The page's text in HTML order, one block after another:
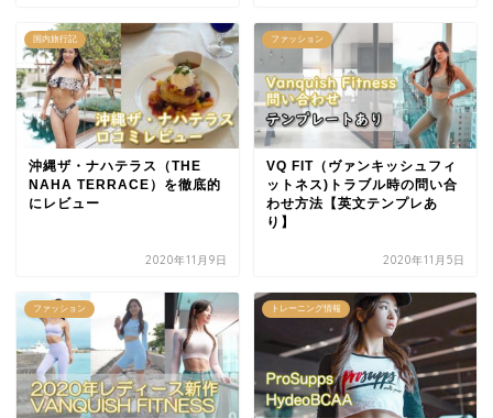
国内旅行記
沖縄ザ・ナハテラス（THE
NAHA TERRACE）を徹底的
にレビュー
2020年11月9日
ファッション
VQ FIT（ヴァンキッシュフィ
ットネス)トラブル時の問い合
わせ方法【英文テンプレあ
り】
2020年11月5日
ファッション トレーニング情報